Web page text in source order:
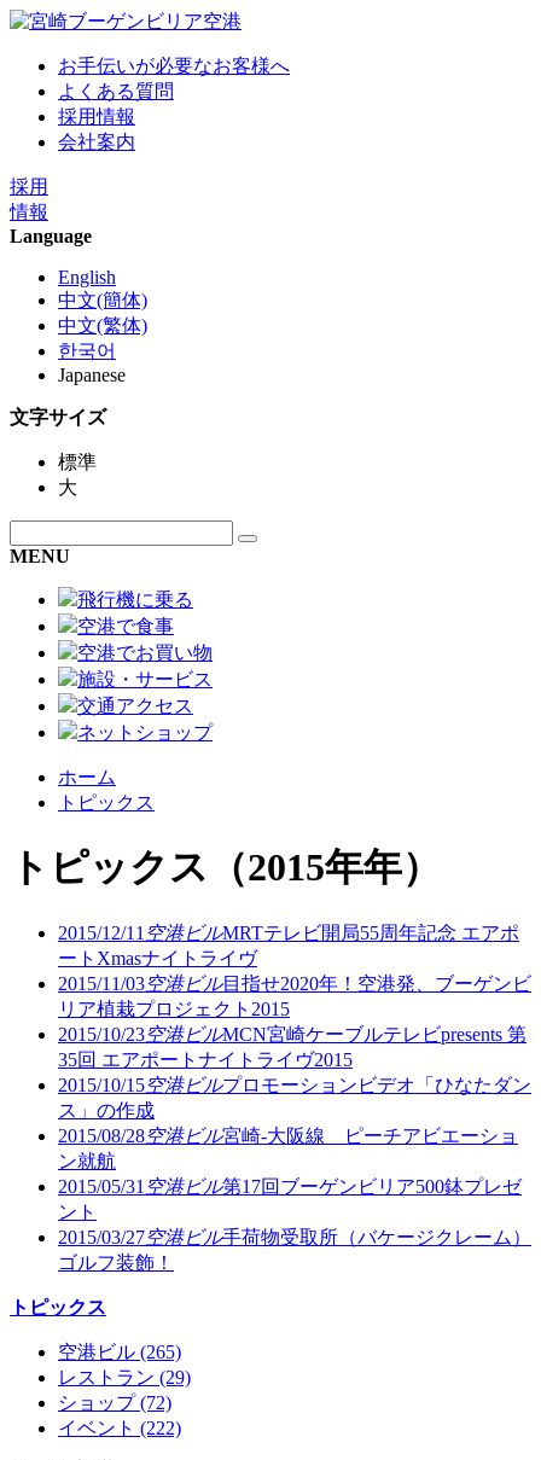
お手伝いが必要なお客様へ
よくある質問
採用情報
会社案内
採用
情報
Language
English
中文(簡体)
中文(繁体)
한국어
Japanese
文字サイズ
標準
大
MENU
飛行機に乗る
空港で食事
空港でお買い物
施設・サービス
交通アクセス
ネットショップ
ホーム
トピックス
トピックス （2015年年）
2015/12/11 空港ビルMRTテレビ開局55周年記念 エアポ
ートXmasナイトライヴ
2015/11/03空港ビル目指せ2020年！空港発、ブーゲンビ
リア植栽プロジェクト2015
2015/10/23空港ビルMCN宮崎ケーブルテレビpresents 第
35回 エアポートナイトライヴ2015
2015/10/15空港ビルプロモーションビデオ「ひなたダン
ス」の作成
2015/08/28空港ビル宮崎-大阪線 ピーチアビエーショ
ン就航
2015/05/31 空港ビル第17回ブーゲンビリア500鉢プレゼ
ント
2015/03/27空港ビル手荷物受取所（バケージクレーム）
ゴルフ装飾！
トピックス
空港ビル (265)
レストラン (29)
ショップ (72)
イベント (222)